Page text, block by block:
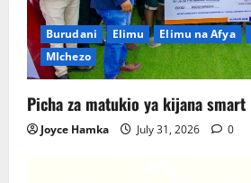
Burudani Elimu Elimu na Afya
MIchezo
Picha za matukio ya kijana smart
Joyce Hamka July 31, 2026 0